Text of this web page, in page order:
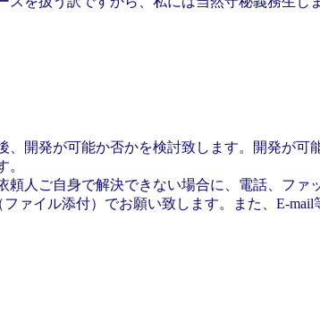
開発が可能か否かを検討致します。開発が
。
人ご自身で解決できない場合に、電話、ファ
ァイル添付）でお願い致します。また、E-